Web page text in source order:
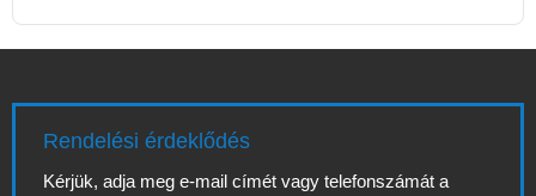
Rendelési érdeklődés
Kérjük, adja meg e-mail címét vagy telefonszámát a